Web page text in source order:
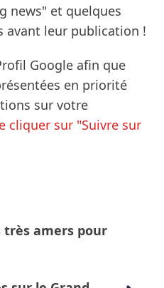
news" et quelques
avant leur publication !
Google afin que
en priorité
sur votre
cliquer sur "Suivre sur
amers pour